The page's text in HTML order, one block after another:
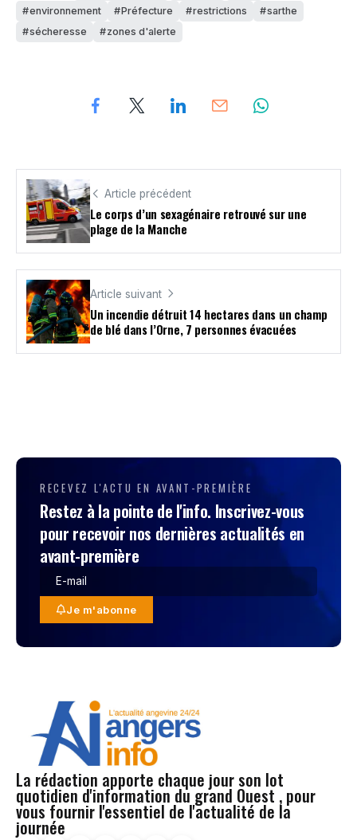
environnement
Préfecture restrictions
sarthe
sécheresse
zones d'alerte
Article précédent
Le corps d’un sexagénaire retrouvé sur une
plage de la Manche
Article suivant
Un incendie détruit 14 hectares dans un champ
de blé dans l’Orne, 7 personnes évacuées
RECEVEZ L'ACTU EN AVANT-PREMIÈRE
Restez à la pointe de l'info. Inscrivez-vous
pour recevoir nos dernières actualités en
avant-première
Je m'abonne
La rédaction apporte chaque jour son lot
quotidien d'information du grand Ouest , pour
vous fournir l'essentiel de l'actualité de la
journée